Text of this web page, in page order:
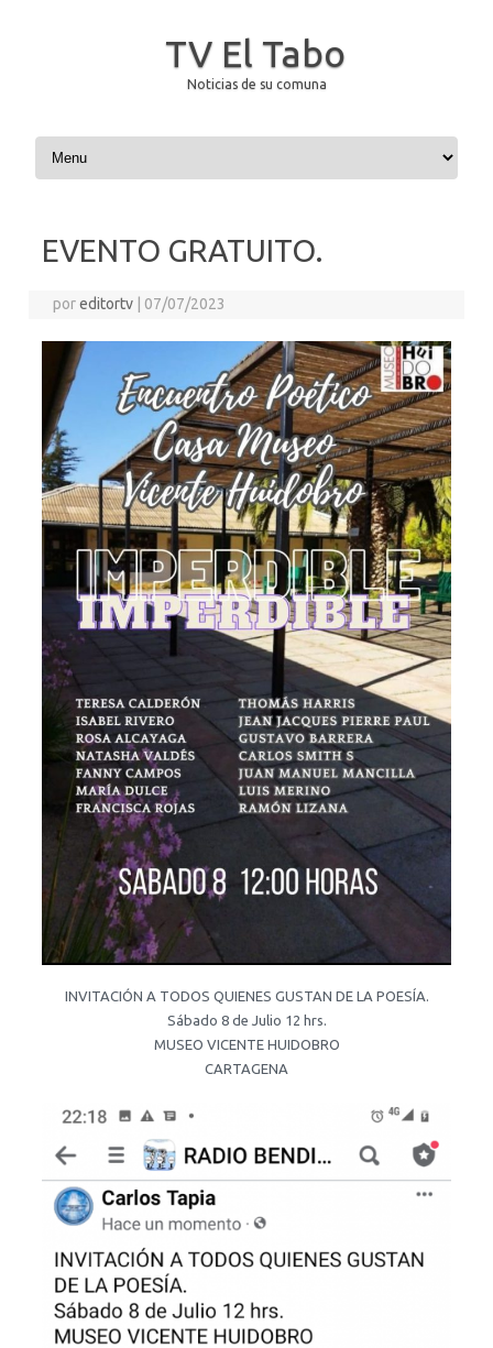
TV El Tabo
Noticias de su comuna
Saltar al contenido
EVENTO GRATUITO.
poreditortv 07/07/2023
INVITACIÓN A TODOS QUIENES GUSTAN DE LA POESÍA.
Sábado 8 de Julio 12 hrs.
MUSEO VICENTE HUIDOBRO
CARTAGENA